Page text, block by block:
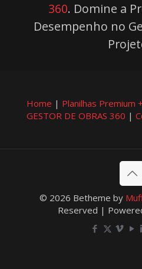
360. Domine a
Desempenho no
Home | Planilhas Premium
GESTOR DE OBRAS 360 |
© 2026 Betheme by
Reserved |